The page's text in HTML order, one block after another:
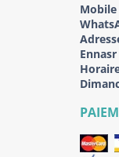
Mobile